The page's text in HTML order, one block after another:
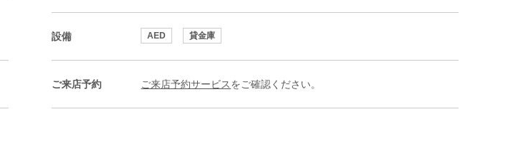
設備 AED 貸金庫
ご来店予約 ご来店予約サービスをご確認ください。